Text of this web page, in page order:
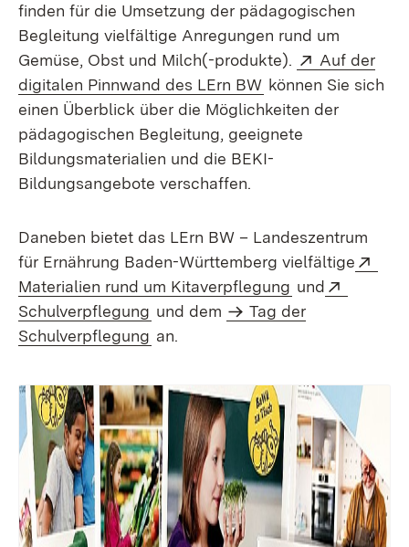
finden für die Umsetzung der pädagogischen
Begleitung vielfältige Anregungen rund um
Gemüse, Obst und Milch(-produkte).
Extern:
Auf der
digitalen Pinnwand des LErn BW (Öffnet in neuem
können Sie sich
einen Überblick über die Möglichkeiten der
pädagogischen Begleitung, geeignete
Bildungsmaterialien und die BEKI-
Bildungsangebote verschaffen.
Daneben bietet das LErn BW – Landeszentrum
für Ernährung Baden-Württemberg vielfältige
Materialien rund um Kitaverpflegung (Öffnet in
und
Schulverpflegung (Öffnet in neuem Fenster)
und dem
Tag der
Schulverpflegung an.